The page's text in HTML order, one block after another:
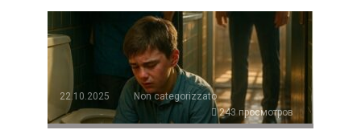
22.10.2025
Non categorizzato
243 просмотров